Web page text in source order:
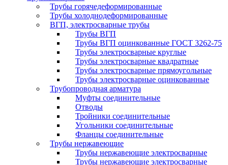
Трубы горячедеформированные
Трубы холоднодеформированные
ВГП, электросварные трубы
Трубы ВГП
Трубы ВГП оцинкованные ГОСТ 3262-75
Трубы электросварные круглые
Трубы электросварные квадратные
Трубы электросварные прямоугольные
Трубы электросварные оцинкованные
Трубопроводная арматура
Муфты соединительные
Отводы
Тройники соединительные
Угольники соединительные
Фланцы соединительные
Трубы нержавеющие
Трубы нержавеющие электросварные
Трубы нержавеющие электросварные